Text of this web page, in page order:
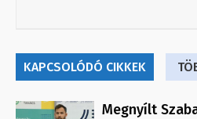
KAPCSOLÓDÓ CIKKEK
Megnyílt